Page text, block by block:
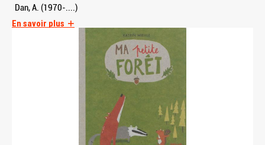
Dan, A. (1970-....)
En savoir plus